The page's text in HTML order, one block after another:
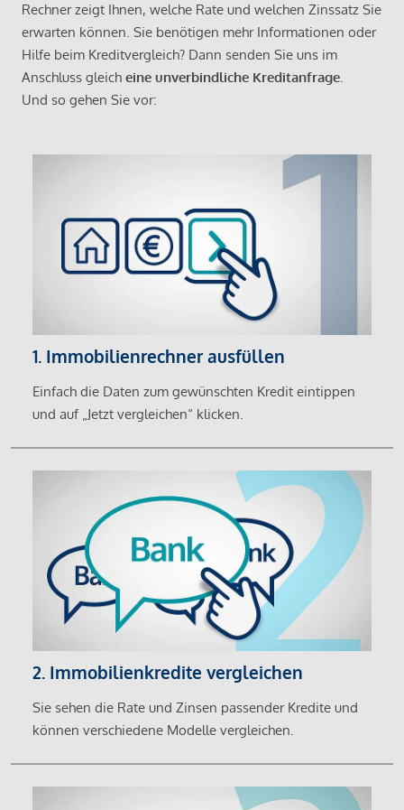
Rechner zeigt Ihnen, welche Rate und welchen Zinssatz Sie
erwarten können. Sie benötigen mehr Informationen oder
Hilfe beim Kreditvergleich? Dann senden Sie uns im
Anschluss gleich eine unverbindliche Kreditanfrage.
Und so gehen Sie vor:
1. Immobilienrechner ausfüllen
Einfach die Daten zum gewünschten Kredit eintippen
und auf „Jetzt vergleichen“ klicken.
2. Immobilienkredite vergleichen
Sie sehen die Rate und Zinsen passender Kredite und
können verschiedene Modelle vergleichen.